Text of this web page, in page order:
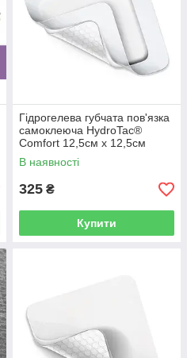
Гідрогелева губчата пов'язка
самоклеюча HydroTac®
Comfort 12,5см х 12,5см
В наявності
325 ₴
Купити